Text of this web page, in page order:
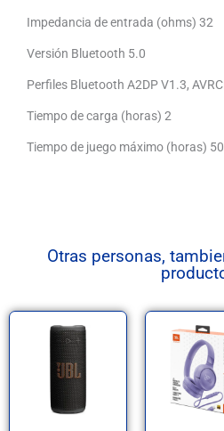
Impedancia de entrada (ohms) 32
Versión Bluetooth 5.0
Perfiles Bluetooth A2DP V1.3,
Tiempo de carga (horas) 2
Tiempo de juego máximo (horas) 50
Otras personas,
producto
Este
producto
tiene